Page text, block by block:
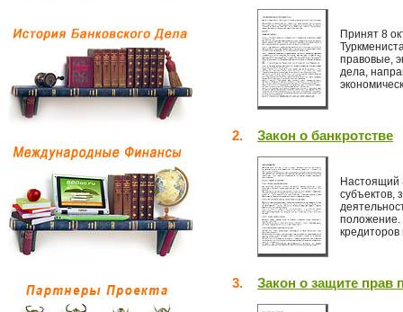
Принят 8
правовые,
дела,
2. Закон о банкротстве
Настоящий
субъектов,
положение.
кредиторов
3. Закон о защите прав